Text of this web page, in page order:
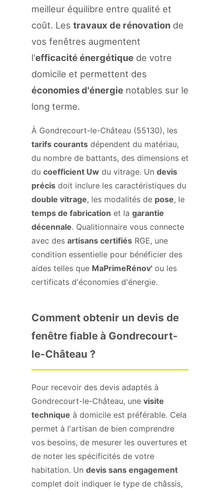
meilleur équilibre entre qualité et
coût. Les travaux de rénovation de
vos fenêtres augmentent
l'efficacité énergétique de votre
domicile et permettent des
économies d'énergie notables sur le
long terme.
À Gondrecourt-le-Château (55130), les
tarifs courants dépendent du matériau,
du nombre de battants, des dimensions et
du coefficient Uw du vitrage. Un devis
précis doit inclure les caractéristiques du
double vitrage, les modalités de pose, le
temps de fabrication et la garantie
décennale. Qualitionnaire vous connecte
avec des artisans certifiés RGE, une
condition essentielle pour bénéficier des
aides telles que MaPrimeRénov' ou les
certificats d'économies d'énergie.
Comment obtenir un devis de
fenêtre fiable à Gondrecourt-
le-Château ?
Pour recevoir des devis adaptés à
Gondrecourt-le-Château, une visite
technique à domicile est préférable. Cela
permet à l'artisan de bien comprendre
vos besoins, de mesurer les ouvertures et
de noter les spécificités de votre
habitation. Un devis sans engagement
complet doit indiquer le type de châssis,